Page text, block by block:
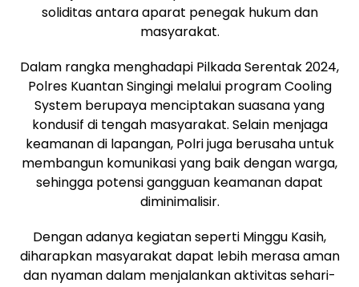
soliditas antara aparat penegak hukum dan
masyarakat.
Dalam rangka menghadapi Pilkada Serentak 2024,
Polres Kuantan Singingi melalui program Cooling
System berupaya menciptakan suasana yang
kondusif di tengah masyarakat. Selain menjaga
keamanan di lapangan, Polri juga berusaha untuk
membangun komunikasi yang baik dengan warga,
sehingga potensi gangguan keamanan dapat
diminimalisir.
Dengan adanya kegiatan seperti Minggu Kasih,
diharapkan masyarakat dapat lebih merasa aman
dan nyaman dalam menjalankan aktivitas sehari-